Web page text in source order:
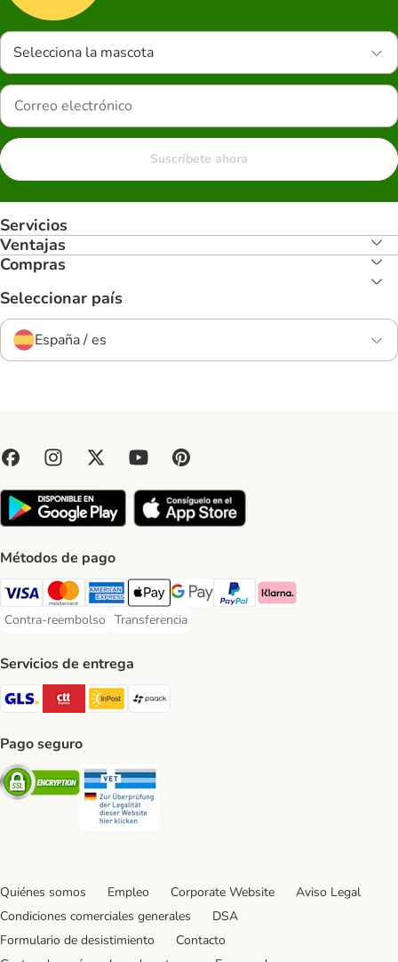
Selecciona la mascota
Suscríbete ahora
Servicios
Ventajas
Compras
Seleccionar país
España / es
Métodos de pago
Visa Payment Method
Mastercard Payment Method
American Express Payment Method
Apple Pay Payment Method
Google Pay Payment Method
PayPal Payment Method
Klarna Payment Method
Contra-reembolso
Contra-reembolso Payment Method
Transferencia
Transferencia Payment Method
Servicios de entrega
GLS Shipping Method
CTTExpress Shipping Method
InPost Shipping Method
Pago seguro
Security
Quiénes somos Empleo Corporate Website
Aviso Legal
Condiciones comerciales generales
DSA
Formulario de desistimiento
Contacto